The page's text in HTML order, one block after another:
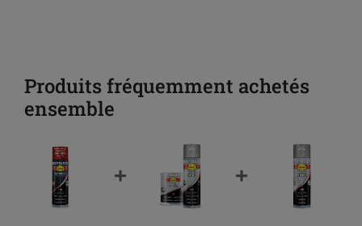
Produits fréquemment achetés
ensemble